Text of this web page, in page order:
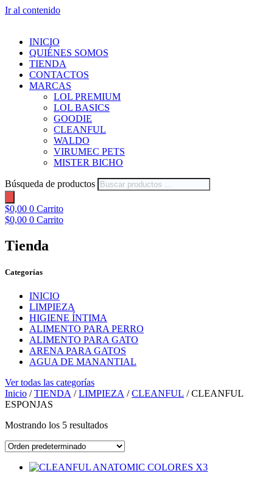
Ir al contenido
INICIO
QUIÉNES SOMOS
TIENDA
CONTACTOS
MARCAS
LOL PREMIUM
LOL BASICS
GOODIE
CLEANFUL
WALDO
VIRUMEC PETS
MISTER BICHO
Búsqueda de productos
$0,00 0 Carrito
$0,00 0 Carrito
Tienda
Categorías
INICIO
LIMPIEZA
HIGIENE ÍNTIMA
ALIMENTO PARA PERRO
ALIMENTO PARA GATO
ARENA PARA GATOS
AGUA DE MANANTIAL
Ver todas las categorías
Inicio /TIENDA /LIMPIEZA /CLEANFUL / CLEANFUL
ESPONJAS
Mostrando los 5 resultados